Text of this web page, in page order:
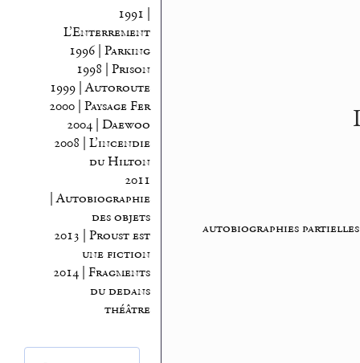
1991 |
L’Enterrement
1996 | Parking
1998 | Prison
1999 | Autoroute
2000 | Paysage Fer
2004 | Daewoo
2008 | L’incendie
du Hilton
2011
| Autobiographie
des objets
2013 | Proust est
une fiction
2014 | Fragments
du dedans
théâtre
autobiographies partielles